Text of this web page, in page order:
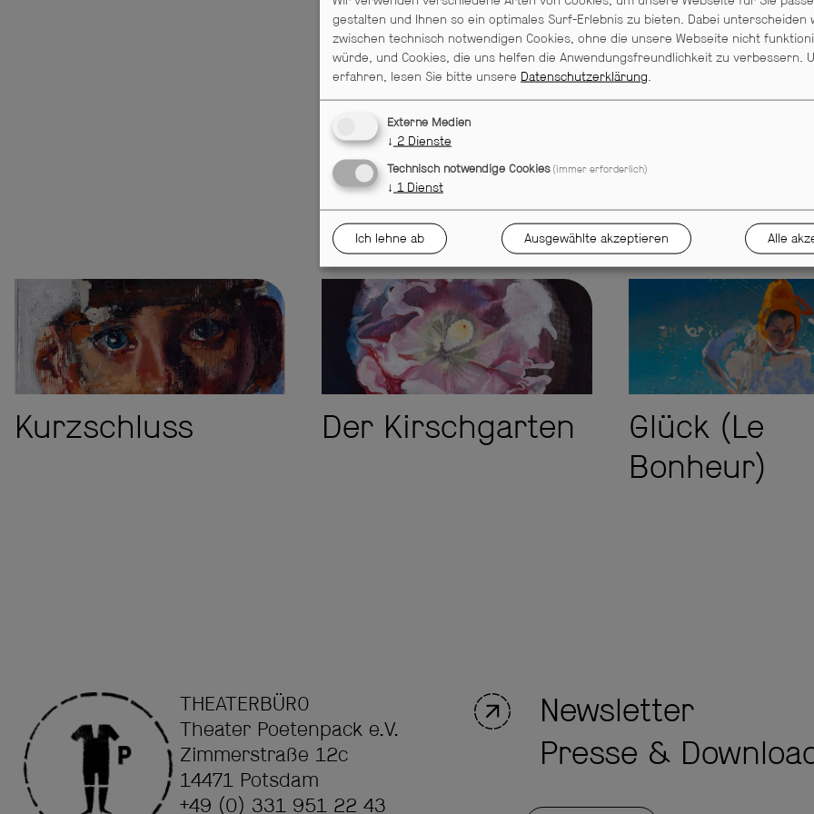
sowie bei Festivals und freien
Regieassistenzen arbeitete sie im
in internationalen Workshop-
Öffentlichkeitsarbeit, zuletzt in
Besonders interessiert sie sich
partizipativer Formate und das
kuratorischer Praxis und
Kurzschluss Der Kirschgarten
Glück (Le
Bonheur)
THEATERBÜRO
Theater Poetenpack e.V.
Zimmerstraße 12c
14471 Potsdam
+49 (0) 331 951 22 43
Newsletter
Presse &
gestalten und Ihnen so ein optimales Surf-Erlebnis zu bieten. Dabei unterscheiden
zwischen technisch notwendigen Cookies, ohne die unsere Webseite nicht
würde, und Cookies, die uns helfen die Anwendungsfreundlichkeit zu verbessern.
erfahren, lesen Sie bitte unsere Datenschutzerklärung.
Externe Medien
↓ 2 Dienste
Technisch notwendige Cookies (immer erforderlich)
↓ 1 Dienst
Ich lehne ab Ausgewählte akzeptieren Alle